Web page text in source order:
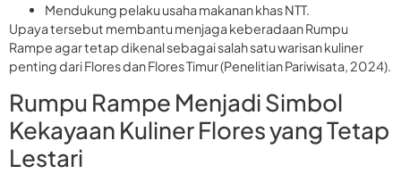
Mendukung pelaku usaha makanan khas NTT.
Upaya tersebut membantu menjaga keberadaan Rumpu
Rampe agar tetap dikenal sebagai salah satu warisan kuliner
penting dari Flores dan Flores Timur (Penelitian Pariwisata, 2024).
Rumpu Rampe Menjadi Simbol
Kekayaan Kuliner Flores yang Tetap
Lestari